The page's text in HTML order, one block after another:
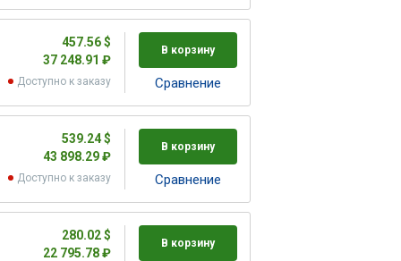
457.56 $
37 248.91 ₽
Доступно к заказу
В корзину
Cравнение
539.24 $
43 898.29 ₽
Доступно к заказу
В корзину
Cравнение
280.02 $
22 795.78 ₽
В корзину